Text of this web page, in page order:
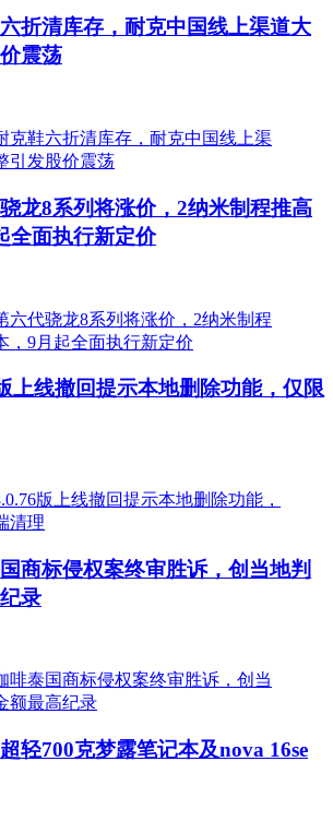
折清库存，耐克中国线上渠道大
震荡
龙8系列将涨价，2纳米制程推高
全面执行新定价
上线撤回提示本地删除功能，仅限
商标侵权案终审胜诉，创当地判
录
轻700克梦露笔记本及nova 16se